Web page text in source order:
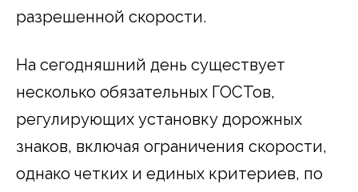
разрешенной скорости.
На сегодняшний день существует
несколько обязательных ГОСТов,
регулирующих установку дорожных
знаков, включая ограничения скорости,
однако четких и единых критериев, по